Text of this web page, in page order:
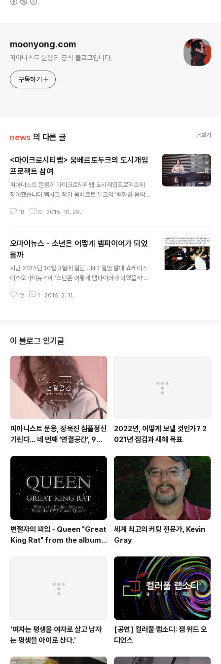
moonyong.com
피아니스트 문용의 공식 블로그입니다.
구독하기
news 의 다른 글 더보기
<마이크로시티랩> 움베르토두크의 도시개입
프로젝트 참여
피아니스트 문용이 마이크로시티랩 도시개입프로젝트에
참여했습니다.멕시코 작가 움베르토 두크의 '백화점 음악'
네 곡을 연주했습니다. 이 날은 시작 전 백화점 보안에게 저
다가와 심장이 쫄깃해지는 경험을 하기도 했습니다! 하지
만 '주님의 은총이 가득히 내릴 것'이라는 축복과 함께 악수
를 나눈 홈리스 분도 계셨고어떤 분은 '너무 고맙다'는 말씀
과 더불어 '뽕짝'을 주문 하시기도 했습니다. 격려와 칭찬의
뷰] 26일(수) 오후 5시 멕시코작가 '움베르토 두크'의 백화
18 0 2016. 10. 28.
오마이뉴스 - 소년은 어떻게 뱀파이어가 되었
을까
지난 2015년 10월 3일에 열린 UND 앨범 발매 쇼케이스
이후오마이뉴스에 '소년은 어떻게 뱀파이어가 되었을까'라
자기 눈에 뭐가 들어가 눈물이 살짝 났습니다.조금 지났지
CD=A0002148880
12 1 2016. 2. 11.
이 블로그 인기글
피아니스트 문용, 장욱진 심플정신
기린다… 네 번째 ‘연결공간’, 9월
2022년, 어떻게 보낼 것인가? 2
021년 점검과 새해 목표
변절자의 꾀임 - Queen "Great
King Rat" from the album
세계 최고의 커팅 전문가, Kevin
Gray
'여자는 평생을 여자로 살고 남자
는 평생을 아이로 산다.'
[공연] 컬러풀 랩소디: 잼 위드 오
디언스